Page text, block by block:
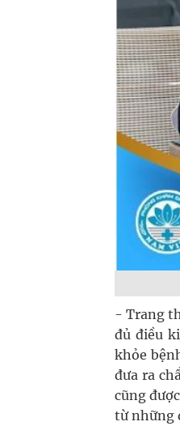
- Trang
đủ điều
khỏe
đưa ra
cũng
từ những